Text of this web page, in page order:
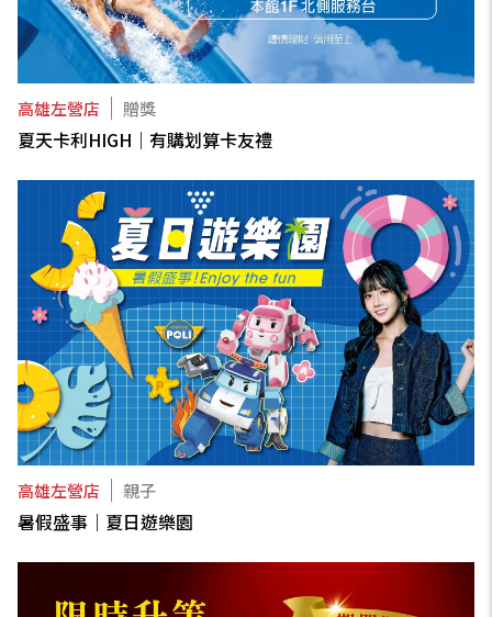
高雄左營店 贈獎
夏天卡利HIGH｜有購划算卡友禮
高雄左營店 親子
暑假盛事｜夏日遊樂園